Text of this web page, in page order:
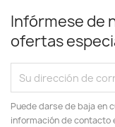
Infórmese de
ofertas
Puede darse de baja en
información de contacto